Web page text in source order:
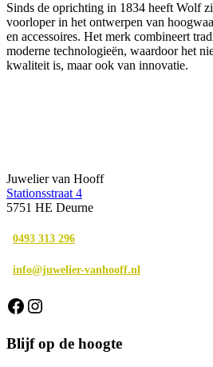
Sinds de oprichting in 1834 heeft Wolf
voorloper in het ontwerpen van
en accessoires. Het merk combineert
moderne technologieën, waardoor het
kwaliteit is, maar ook van innovatie.
Juwelier van Hooff
Stationsstraat 4
5751 HE Deurne
0493 313 296
info@juwelier-vanhooff.nl
Facebook
Instagram
Blijf op de hoogte